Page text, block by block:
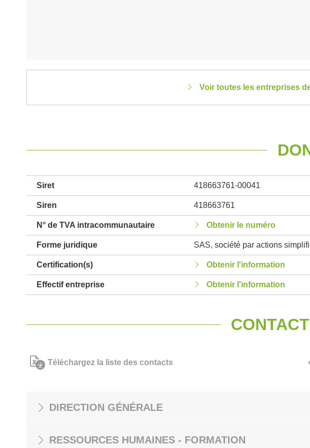
Voir toutes les entreprises
Siret 418663761-00041
Siren 418663761
N° de TVA intracommunautaire Obtenir le numéro
Forme juridique SAS, société par actions
Certification(s) Obtenir l'information
Effectif entreprise Obtenir l'information
Téléchargez la liste des contacts
DIRECTION GÉNÉRALE
RESSOURCES HUMAINES - FORMATION